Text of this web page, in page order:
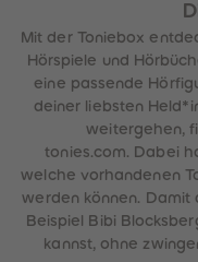
Mit der Toniebox
Hörspiele und
eine passende
deiner liebsten
weitergehen,
tonies.com. Dabei
welche vorhandenen
werden können. Damit
Beispiel Bibi
kannst, ohne